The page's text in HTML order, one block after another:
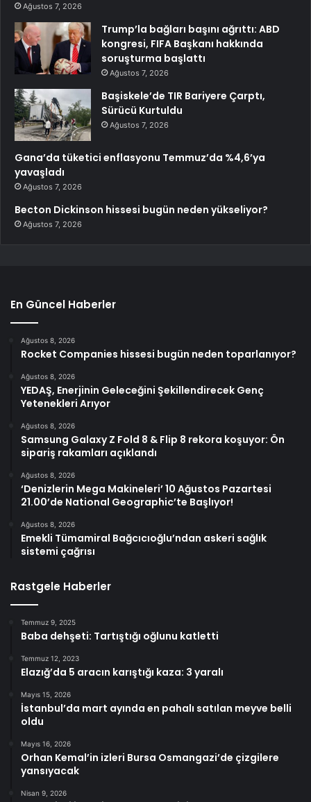
Ağustos 7, 2026
Trump’la bağları başını ağrıttı: ABD
kongresi, FIFA Başkanı hakkında
soruşturma başlattı
Ağustos 7, 2026
Başiskele’de TIR Bariyere Çarptı,
Sürücü Kurtuldu
Ağustos 7, 2026
Gana’da tüketici enflasyonu Temmuz’da %4,6’ya
yavaşladı
Ağustos 7, 2026
Becton Dickinson hissesi bugün neden yükseliyor?
Ağustos 7, 2026
En Güncel Haberler
Ağustos 8, 2026
Rocket Companies hissesi bugün neden toparlanıyor?
Ağustos 8, 2026
YEDAŞ, Enerjinin Geleceğini Şekillendirecek Genç
Yetenekleri Arıyor
Ağustos 8, 2026
Samsung Galaxy Z Fold 8 & Flip 8 rekora koşuyor: Ön
sipariş rakamları açıklandı
Ağustos 8, 2026
‘Denizlerin Mega Makineleri’ 10 Ağustos Pazartesi
21.00’de National Geographic’te Başlıyor!
Ağustos 8, 2026
Emekli Tümamiral Bağcıcıoğlu’ndan askeri sağlık
sistemi çağrısı
Rastgele Haberler
Temmuz 9, 2025
Baba dehşeti: Tartıştığı oğlunu katletti
Temmuz 12, 2023
Elazığ’da 5 aracın karıştığı kaza: 3 yaralı
Mayıs 15, 2026
İstanbul’da mart ayında en pahalı satılan meyve belli
oldu
Mayıs 16, 2026
Orhan Kemal’in izleri Bursa Osmangazi’de çizgilere
yansıyacak
Nisan 9, 2026